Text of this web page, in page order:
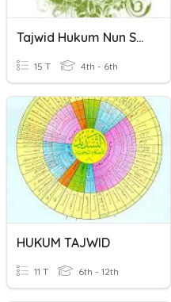
Tajwid Hukum Nun Sukun
15 T 4th - 6th
HUKUM TAJWID
11 T 6th - 12th